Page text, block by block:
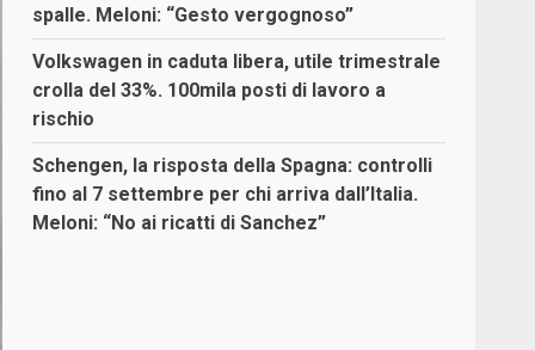
spalle. Meloni: “Gesto vergognoso”
Volkswagen in caduta libera, utile trimestrale
crolla del 33%. 100mila posti di lavoro a
rischio
Schengen, la risposta della Spagna: controlli
fino al 7 settembre per chi arriva dall’Italia.
Meloni: “No ai ricatti di Sanchez”